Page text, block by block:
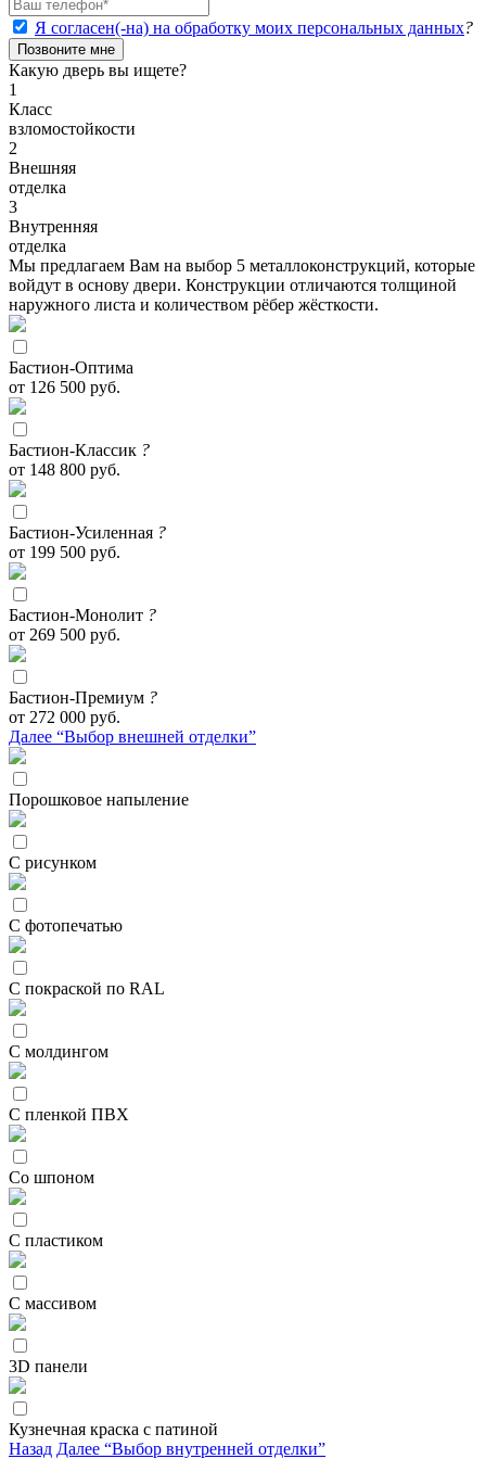
Я согласен(-на) на обработку моих персональных данных?
Позвоните мне
Какую дверь вы ищете?
1
Класс
взломостойкости
2
Внешняя
отделка
3
Внутренняя
отделка
Мы предлагаем Вам на выбор 5 металлоконструкций, которые
войдут в основу двери. Конструкции отличаются толщиной
наружного листа и количеством рёбер жёсткости.
Бастион-Оптима
от 126 500 руб.
Бастион-Классик ?
от 148 800 руб.
Бастион-Усиленная ?
от 199 500 руб.
Бастион-Монолит ?
от 269 500 руб.
Бастион-Премиум ?
от 272 000 руб.
Далее “Выбор внешней отделки”
Порошковое напыление
С рисунком
С фотопечатью
С покраской по RAL
С молдингом
С пленкой ПВХ
Со шпоном
С пластиком
С массивом
3D панели
Кузнечная краска с патиной
Назад Далее “Выбор внутренней отделки”